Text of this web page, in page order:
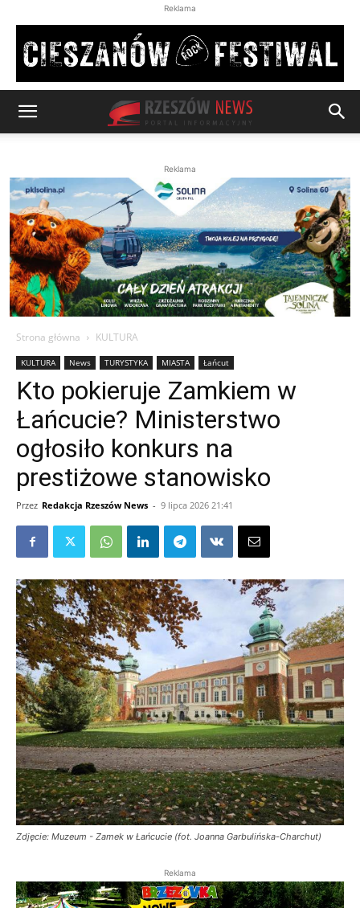
Reklama
Reklama
Strona główna KULTURA
KULTURA News TURYSTYKA MIASTA Łańcut
Kto pokieruje Zamkiem w
Łańcucie? Ministerstwo
ogłosiło konkurs na
prestiżowe stanowisko
Przez Redakcja Rzeszów News - 9 lipca 2026 21:41
Zdjęcie: Muzeum - Zamek w Łańcucie (fot. Joanna Garbulińska-Charchut)
Reklama